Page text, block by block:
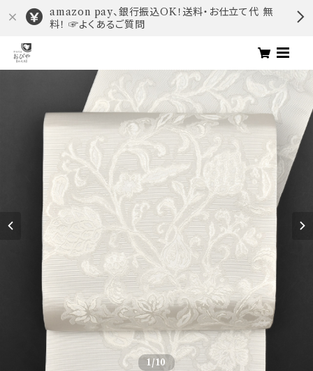
amazon pay、銀行振込OK！送料・お仕立て代 無
料！ ☞よくあるご質問
1/10